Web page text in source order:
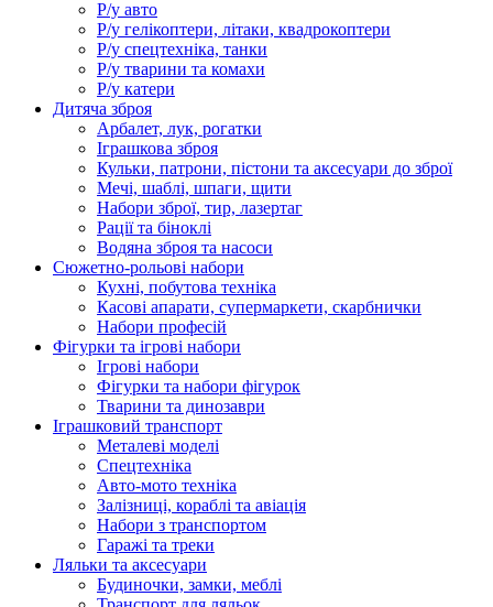
Р/у авто
Р/у гелікоптери, літаки, квадрокоптери
Р/у спецтехніка, танки
Р/у тварини та комахи
Р/у катери
Дитяча зброя
Арбалет, лук, рогатки
Іграшкова зброя
Кульки, патрони, пістони та аксесуари до зброї
Мечі, шаблі, шпаги, щити
Набори зброї, тир, лазертаг
Рації та біноклі
Водяна зброя та насоси
Сюжетно-рольові набори
Кухні, побутова техніка
Касові апарати, супермаркети, скарбнички
Набори професій
Фігурки та ігрові набори
Ігрові набори
Фігурки та набори фігурок
Тварини та динозаври
Іграшковий транспорт
Металеві моделі
Спецтехніка
Авто-мото техніка
Залізниці, кораблі та авіація
Набори з транспортом
Гаражі та треки
Ляльки та аксесуари
Будиночки, замки, меблі